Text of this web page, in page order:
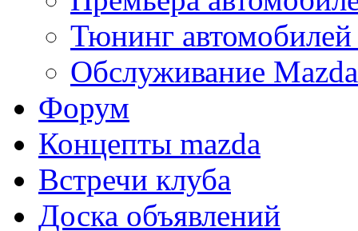
Тюнинг
Обслуживание Mazda
Форум
Концепты mazda
Встречи клуба
Доска объявлений